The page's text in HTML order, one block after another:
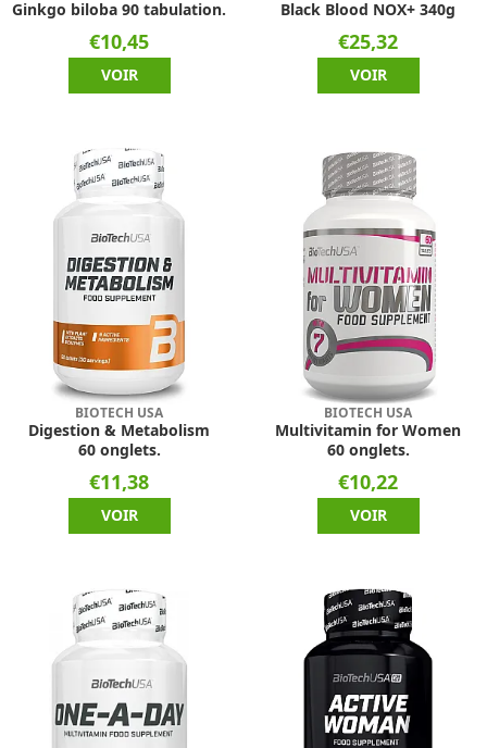
Ginkgo biloba 90 tabulation.
€10,45
VOIR
Black Blood NOX+ 340g
€25,32
VOIR
BIOTECH USA
Digestion & Metabolism
60 onglets.
€11,38
VOIR
BIOTECH USA
Multivitamin for Women
60 onglets.
€10,22
VOIR